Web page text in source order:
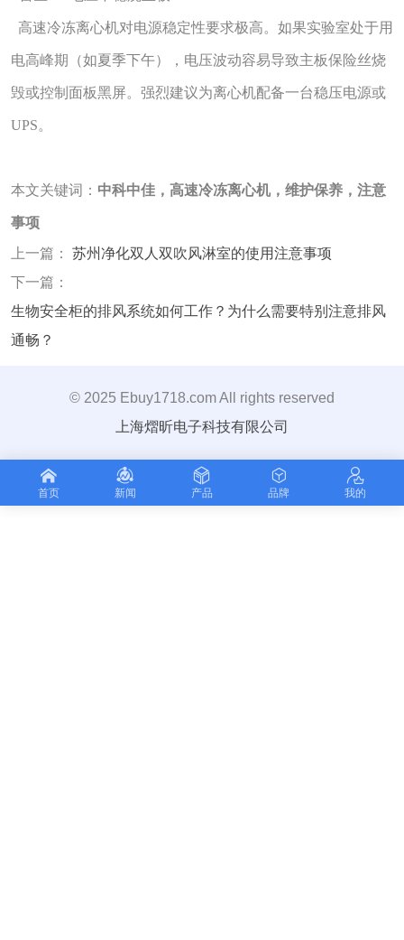
高速冷冻离心机对电源稳定性要求极高。如果实验室处于用
电高峰期（如夏季下午），电压波动容易导致主板保险丝烧
毁或控制面板黑屏。强烈建议为离心机配备一台稳压电源或
UPS。
本文关键词： 中科中佳，高速冷冻离心机，维护保养，注意
事项
上一篇： 苏州净化双人双吹风淋室的使用注意事项
下一篇：
生物安全柜的排风系统如何工作？为什么需要特别注意排风
通畅？
© 2025 Ebuy1718.com All rights reserved
上海熠昕电子科技有限公司
首页 新闻 产品 品牌 我的